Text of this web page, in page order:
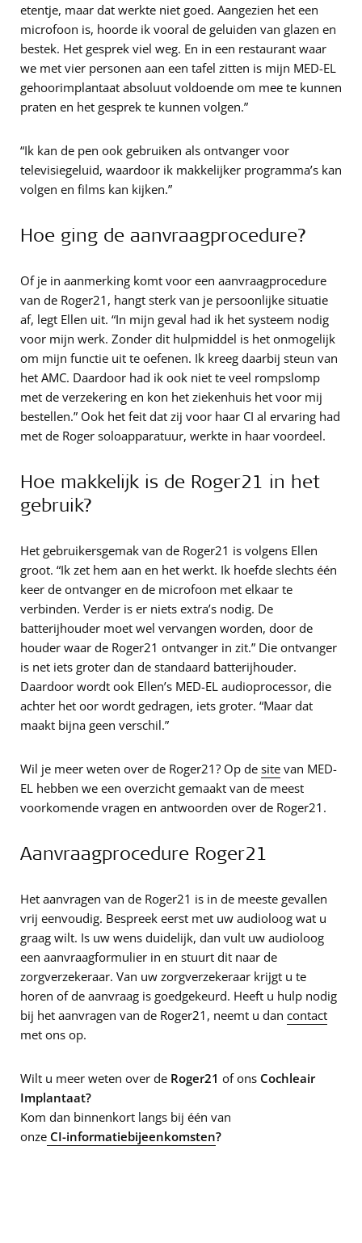
etentje, maar dat werkte niet goed. Aangezien het een
microfoon is, hoorde ik vooral de geluiden van glazen en
bestek. Het gesprek viel weg. En in een restaurant waar
we met vier personen aan een tafel zitten is mijn MED-EL
gehoorimplantaat absoluut voldoende om mee te kunnen
praten en het gesprek te kunnen volgen.”
“Ik kan de pen ook gebruiken als ontvanger voor
televisiegeluid, waardoor ik makkelijker programma’s kan
volgen en films kan kijken.”
Hoe ging de aanvraagprocedure?
Of je in aanmerking komt voor een aanvraagprocedure
van de Roger21, hangt sterk van je persoonlijke situatie
af, legt Ellen uit. “In mijn geval had ik het systeem nodig
voor mijn werk. Zonder dit hulpmiddel is het onmogelijk
om mijn functie uit te oefenen. Ik kreeg daarbij steun van
het AMC. Daardoor had ik ook niet te veel rompslomp
met de verzekering en kon het ziekenhuis het voor mij
bestellen.” Ook het feit dat zij voor haar CI al ervaring had
met de Roger soloapparatuur, werkte in haar voordeel.
Hoe makkelijk is de Roger21 in het
gebruik?
Het gebruikersgemak van de Roger21 is volgens Ellen
groot. “Ik zet hem aan en het werkt. Ik hoefde slechts één
keer de ontvanger en de microfoon met elkaar te
verbinden. Verder is er niets extra’s nodig. De
batterijhouder moet wel vervangen worden, door de
houder waar de Roger21 ontvanger in zit.” Die ontvanger
is net iets groter dan de standaard batterijhouder.
Daardoor wordt ook Ellen’s MED-EL audioprocessor, die
achter het oor wordt gedragen, iets groter. “Maar dat
maakt bijna geen verschil.”
Wil je meer weten over de Roger21? Op de site van MED-
EL hebben we een overzicht gemaakt van de meest
voorkomende vragen en antwoorden over de Roger21.
Aanvraagprocedure Roger21
Het aanvragen van de Roger21 is in de meeste gevallen
vrij eenvoudig. Bespreek eerst met uw audioloog wat u
graag wilt. Is uw wens duidelijk, dan vult uw audioloog
een aanvraagformulier in en stuurt dit naar de
zorgverzekeraar. Van uw zorgverzekeraar krijgt u te
horen of de aanvraag is goedgekeurd. Heeft u hulp nodig
bij het aanvragen van de Roger21, neemt u dan contact
met ons op.
Wilt u meer weten over de Roger21 of ons Cochleair
Implantaat?
Kom dan binnenkort langs bij één van
onze CI-informatiebijeenkomsten?